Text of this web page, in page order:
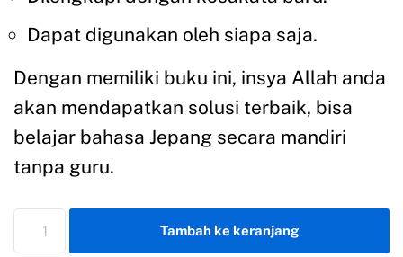
Dapat digunakan oleh siapa saja.
Dengan memiliki buku ini, insya Allah anda
akan mendapatkan solusi terbaik, bisa
belajar bahasa Jepang secara mandiri
tanpa guru.
Tambah ke keranjang